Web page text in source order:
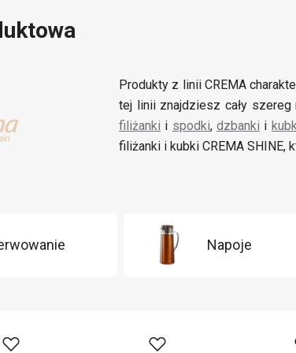
Produkty z linii CREMA
tej linii znajdziesz cały szereg
filiżanki i spodki,dzbanki i
filiżanki i kubki CREMA
Napoje